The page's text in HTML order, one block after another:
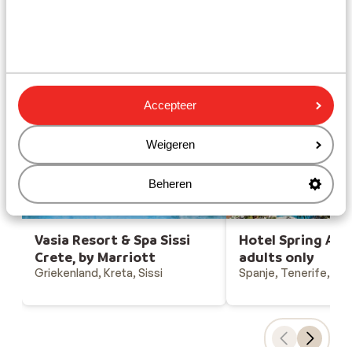
Accepteer
Weigeren
Beheren
Bekijk onze unieke toplocaties
Vasia Resort & Spa Sissi
Crete, by Marriott
Griekenland, Kreta, Sissi
Hotel Spring
adults only
Spanje, Tenerife,